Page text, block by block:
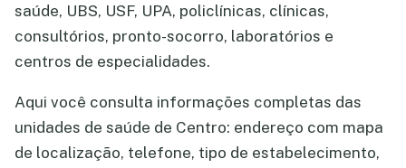
saúde, UBS, USF, UPA, policlínicas, clínicas,
consultórios, pronto-socorro, laboratórios e
centros de especialidades.
Aqui você consulta informações completas das
unidades de saúde de Centro: endereço com mapa
de localização, telefone, tipo de estabelecimento,